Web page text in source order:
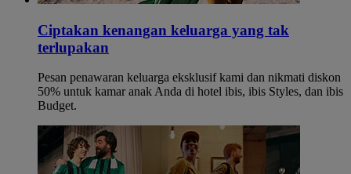
Ciptakan kenangan keluarga yang tak
terlupakan
Pesan penawaran keluarga eksklusif kami dan nikmati diskon
50% untuk kamar anak Anda di hotel ibis, ibis Styles, dan ibis
Budget.